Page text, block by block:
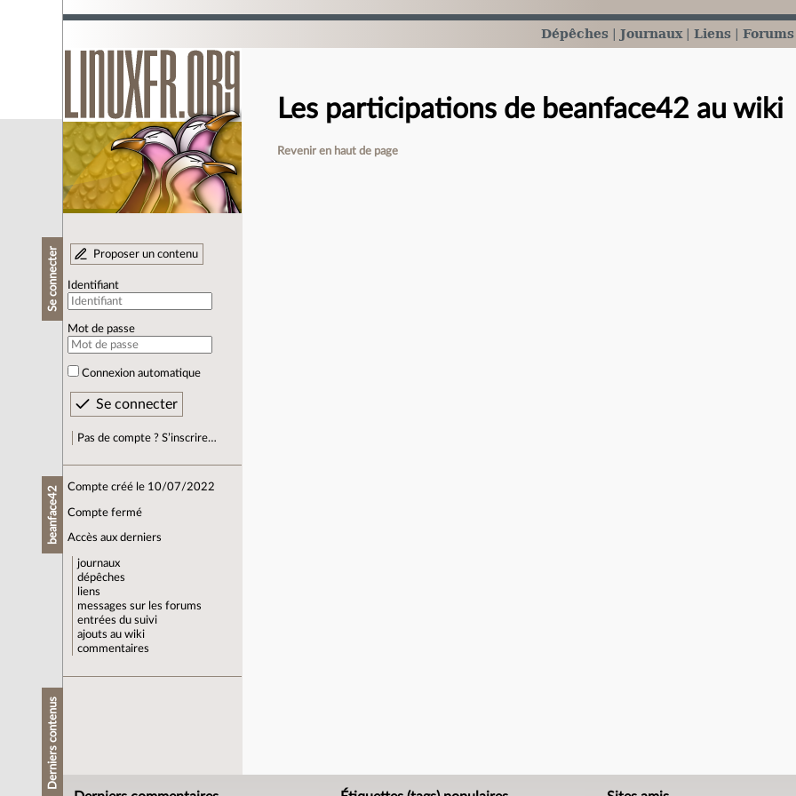
Dépêches Journaux Liens Forums
Se connecter Proposer un contenu
Identifiant
Mot de passe
Connexion automatique
Pas de compte ? S’inscrire…
beanface42 Compte créé le 10/07/2022
Compte fermé
Accès aux derniers
journaux
dépêches
liens
messages sur les forums
entrées du suivi
ajouts au wiki
commentaires
Derniers contenus
Les participations de beanface42 au wiki
Revenir en haut de page